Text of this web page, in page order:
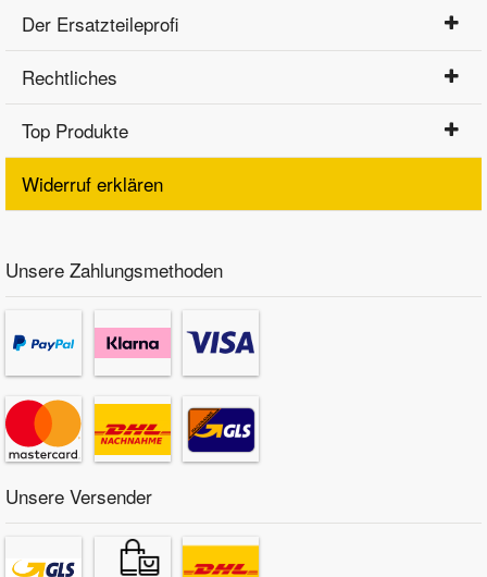
Der Ersatzteileprofi
Rechtliches
Top Produkte
Widerruf erklären
Unsere Zahlungsmethoden
Unsere Versender